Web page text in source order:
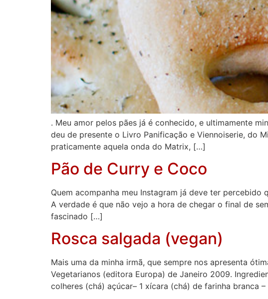
. Meu amor pelos pães já é conhecido, e ultimamente
deu de presente o Livro Panificação e Viennoiserie, do
praticamente aquela onda do Matrix, […]
Pão de Curry e Coco
Quem acompanha meu Instagram já deve ter
A verdade é que não vejo a hora de chegar o final de
fascinado […]
Rosca salgada (vegan)
Mais uma da minha irmã, que sempre nos apresenta
Vegetarianos (editora Europa) de Janeiro 2009.
colheres (chá) açúcar– 1 xícara (chá) de farinha branca